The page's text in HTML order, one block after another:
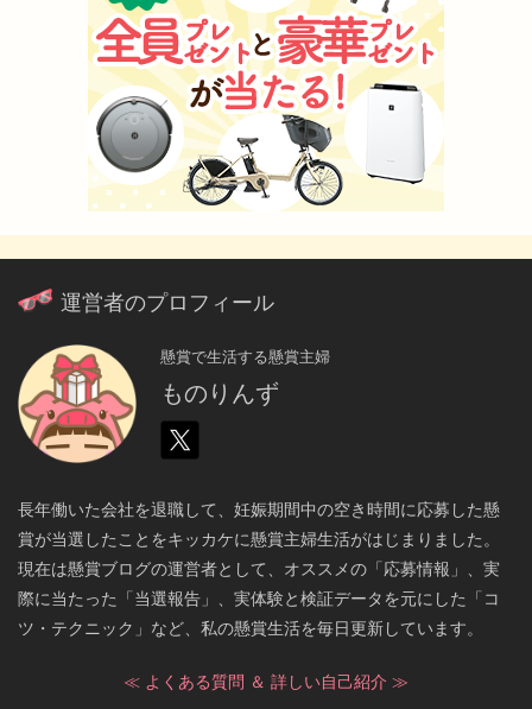
運営者のプロフィール
懸賞で生活する懸賞主婦
ものりんず
長年働いた会社を退職して、妊娠期間中の空き時間に応募した懸
賞が当選したことをキッカケに懸賞主婦生活がはじまりました。
現在は懸賞ブログの運営者として、オススメの「応募情報」、実
際に当たった「当選報告」、実体験と検証データを元にした「コ
ツ・テクニック」など、私の懸賞生活を毎日更新しています。
≪ よくある質問 ＆ 詳しい自己紹介 ≫